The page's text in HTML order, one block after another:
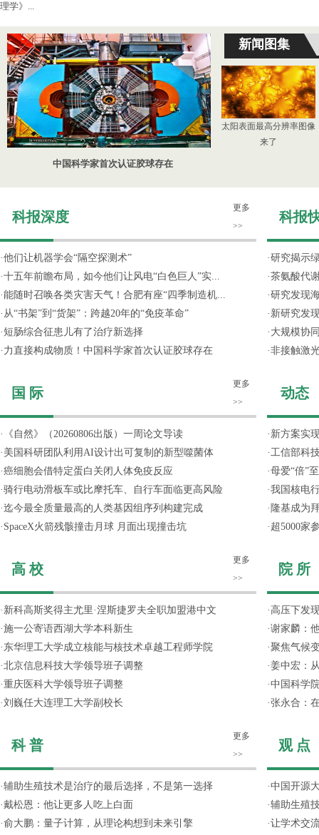
理学》...
中国科学家首次认证胶球存在
新闻图集
太阳表面最高分辨率图像
来了
科报深度
更多
>>
·他们让机器学会“隔空探测术”
·十五年前瞻布局，如今他们让风电“白色巨人”实...
·能随时召唤各类灾害天气！合肥有座“四季制造机...
· 从“书架”到“货架”：跨越20年的“免疫革命”
· 短肠综合征患儿有了治疗新选择
· 力直接构成物质！中国科学家首次认证胶球存在
国 际
更多
>>
·
《自然》（20260806出版）一周论文导读
· 美国科研团队利用AI设计出可复制的新型噬菌体
·癌细胞会借特定蛋白关闭人体免疫反应
·骑行电动滑板车或比摩托车、自行车面临更高风险
·迄今最全质量最高的人类基因组序列构建完成
· SpaceX火箭残骸撞击月球 月面出现撞击坑
高 校
更多
>>
· 新科高斯奖得主尤里·涅斯捷罗夫全职加盟港中文
·施一公寄语西湖大学本科新生
· 东华理工大学成立核能与核技术卓越工程师学院
·北京信息科技大学领导班子调整
·重庆医科大学领导班子调整
·刘巍任大连理工大学副校长
科 普
更多
>>
·辅助生殖技术是治疗的最后选择，不是第一选择
·戴松恩：他让更多人吃上白面
·俞大鹏：量子计算，从理论构想到未来引擎
科报
·研究揭示
·茶氨酸代
·研究发现
· 新研究发
· 大规模协
·非接触激
动态
· 新方案实
·工信部科
·母爱“倍”
·我国核电
· 隆基成为
· 超5000家
院 所
· 高压下发
·谢家麟：
·聚焦气候
·姜中宏：
·中国科学
·张永合：
观 点
·中国开源
·辅助生殖
·让学术交